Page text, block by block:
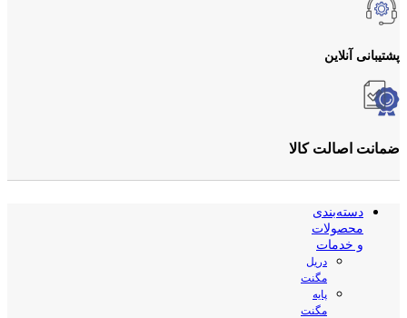
پشتیبانی آنلاین
ضمانت اصالت کالا
دسته‌بندی
محصولات
و خدمات
دریل
مگنت
پایه
مگنت